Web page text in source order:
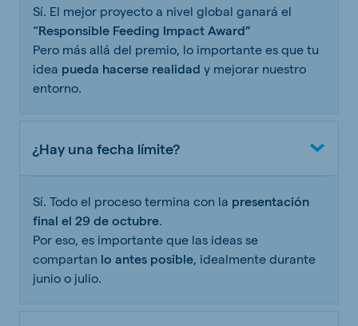
Sí. El mejor proyecto a nivel global ganará el
“Responsible Feeding Impact Award”
Pero más allá del premio, lo importante es que tu
idea pueda hacerse realidad y mejorar nuestro
entorno.
¿Hay una fecha límite?
Sí. Todo el proceso termina con la presentación
final el 29 de octubre
Por eso, es importante que las ideas se
compartan lo antes posible , idealmente durante
junio o julio.